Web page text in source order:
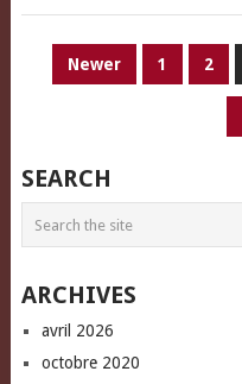
PAGINATION
Newer 1 2
SEARCH
ARCHIVES
avril 2026
octobre 2020